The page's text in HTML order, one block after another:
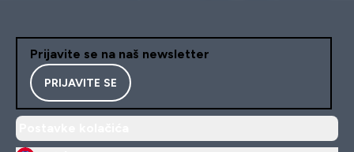
Prijavite se na naš newsletter
PRIJAVITE SE